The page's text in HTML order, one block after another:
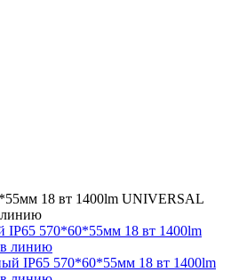
18 вт 1400lm UNIVERSAL
линию
IP65 570*60*55мм 18 вт 1400lm
линию